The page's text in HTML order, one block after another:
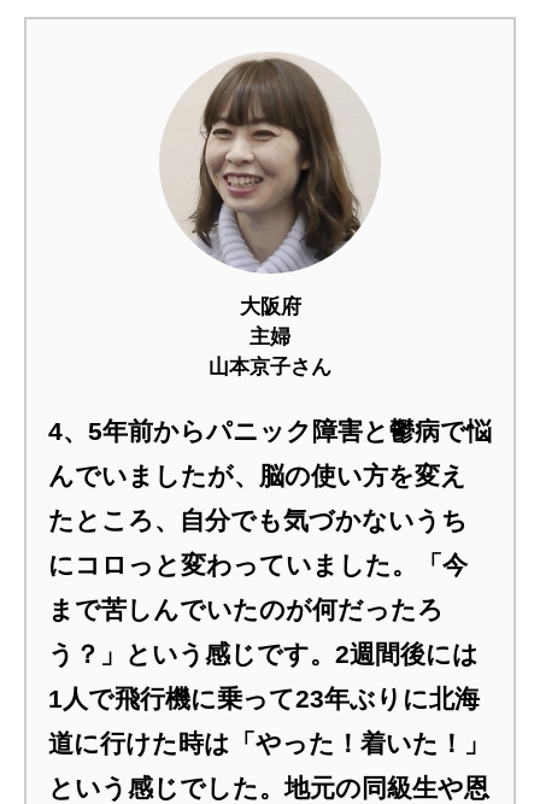
大阪府
主婦
山本京子さん
4、5年前からパニック障害と鬱病で悩
んでいましたが、脳の使い方を変え
たところ、自分でも気づかないうち
にコロっと変わっていました。「今
まで苦しんでいたのが何だったろ
う？」という感じです。2週間後には
1人で飛行機に乗って23年ぶりに北海
道に行けた時は「やった！着いた！」
という感じでした。地元の同級生や恩